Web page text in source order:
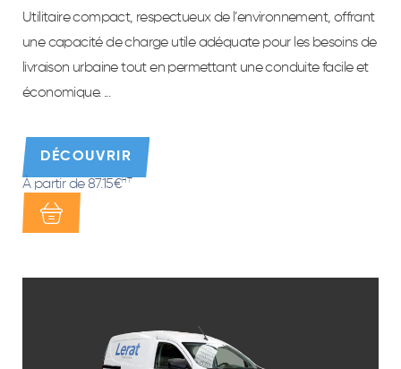
Utilitaire compact, respectueux de l’environnement, offrant
une capacité de charge utile adéquate pour les besoins de
livraison urbaine tout en permettant une conduite facile et
économique. ...
DÉCOUVRIR
À partir de 87.15€HT*